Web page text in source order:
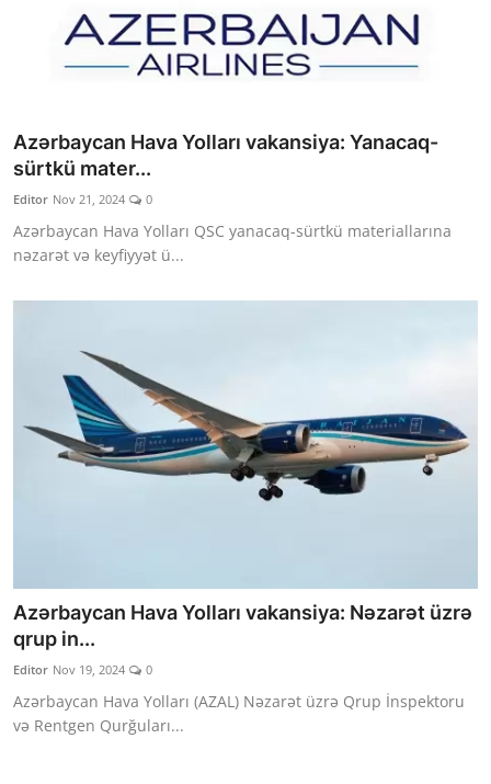
Azərbaycan Hava Yolları vakansiya: Yanacaq-
sürtkü mater...
Editor Nov 21, 2024 0
Azərbaycan Hava Yolları QSC yanacaq-sürtkü materiallarına
nəzarət və keyfiyyət ü...
Azərbaycan Hava Yolları vakansiya: Nəzarət üzrə
qrup in...
Editor Nov 19, 2024 0
Azərbaycan Hava Yolları (AZAL) Nəzarət üzrə Qrup İnspektoru
və Rentgen Qurğuları...